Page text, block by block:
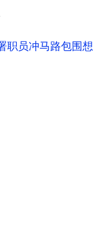
职员冲马路包围想